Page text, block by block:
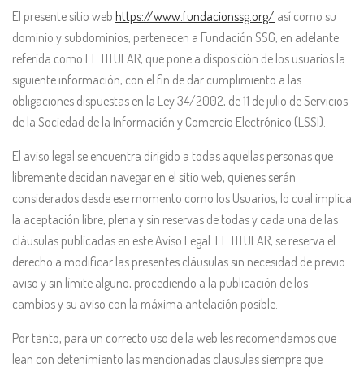
El presente sitio web https://www.fundacionssg.org/ así como su
dominio y subdominios, pertenecen a Fundación SSG, en adelante
referida como EL TITULAR, que pone a disposición de los usuarios la
siguiente información, con el fin de dar cumplimiento a las
obligaciones dispuestas en la Ley 34/2002, de 11 de julio de Servicios
de la Sociedad de la Información y Comercio Electrónico (LSSI).
El aviso legal se encuentra dirigido a todas aquellas personas que
libremente decidan navegar en el sitio web, quienes serán
considerados desde ese momento como los Usuarios, lo cual implica
la aceptación libre, plena y sin reservas de todas y cada una de las
cláusulas publicadas en este Aviso Legal. EL TITULAR, se reserva el
derecho a modificar las presentes cláusulas sin necesidad de previo
aviso y sin límite alguno, procediendo a la publicación de los
cambios y su aviso con la máxima antelación posible.
Por tanto, para un correcto uso de la web les recomendamos que
lean con detenimiento las mencionadas clausulas siempre que